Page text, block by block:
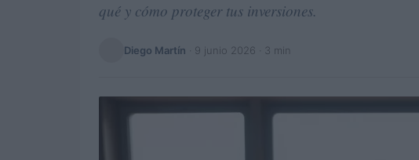
qué y cómo proteger tus inversiones.
Diego Martín 9 junio 2026 · 3 min